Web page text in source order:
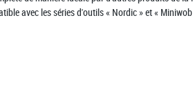
avec les séries d'outils « Nordic » et «